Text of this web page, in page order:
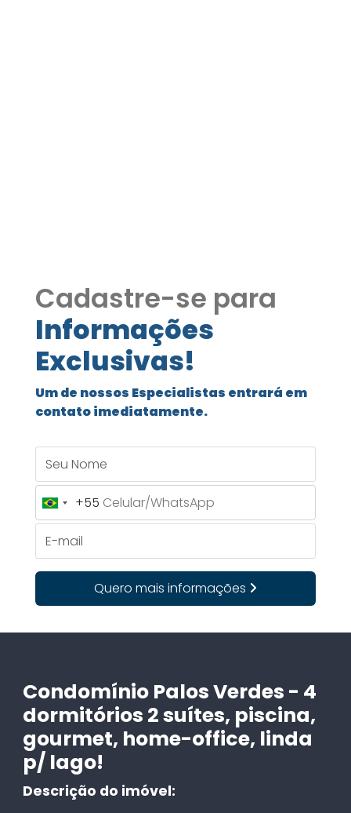
Cadastre-se para
Informações
Exclusivas!
Um de nossos Especialistas entrará em
contato imediatamente.
Brazil
+55
+55
Quero mais informações
Condomínio Palos Verdes - 4
dormitórios 2 suítes, piscina,
gourmet, home-office, linda
p/ lago!
Descrição do imóvel: